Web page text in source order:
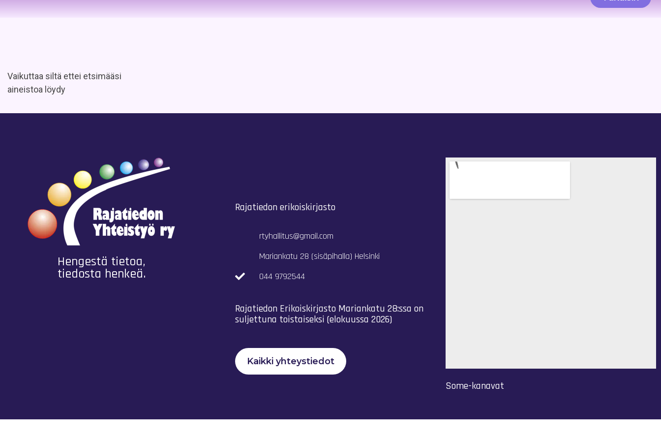
Vaikuttaa siltä ettei etsimääsi
aineistoa löydy
Hengestä tietoa,
tiedosta henkeä.
Rajatiedon erikoiskirjasto
rtyhallitus@gmail.com
Mariankatu 28 (sisäpihalla) Helsinki
044 9792544
Rajatiedon Erikoiskirjasto Mariankatu 28:ssa on
suljettuna toistaiseksi (elokuussa 2026)
Kaikki yhteystiedot
Some-kanavat